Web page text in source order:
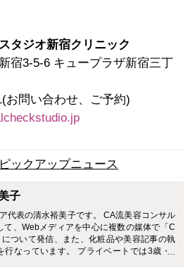
タジオ新宿クリニック
宿3-5-6 キュープラザ新宿三丁
お問い合わせ、ご予約)
ックアップニュース
子
代表の清水裕美子です。 CA流美容コンサル
て、Webメディアを中心に複数の媒体で「C
ついて発信、また、化粧品や美容記事の執
行なっています。 プライベートでは3歳・7